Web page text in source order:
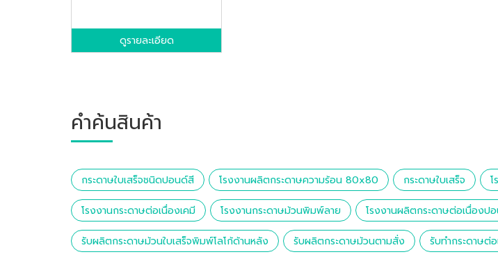
ดูรายละเอียด
คำค้นสินค้า
กระดาษใบเสร็จชนิดปอนด์สี โรงงานผลิตกระดาษความร้อน 80x80 กระดาษใบเสร็จ
โรงงานกระดาษต่อเนื่องเคมี โรงงานกระดาษม้วนพิมพ์ลาย โรงงานผลิตกระดาษต่อเนื่องป
รับผลิตกระดาษม้วนใบเสร็จพิมพ์โลโก้ด้านหลัง รับผลิตกระดาษม้วนตามสั่ง รับทำกระดาษต่